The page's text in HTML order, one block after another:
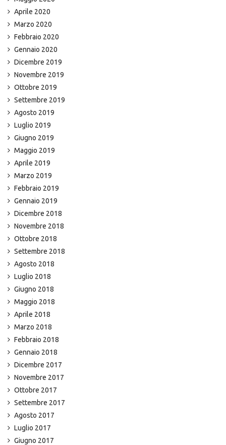
Aprile 2020
Marzo 2020
Febbraio 2020
Gennaio 2020
Dicembre 2019
Novembre 2019
Ottobre 2019
Settembre 2019
Agosto 2019
Luglio 2019
Giugno 2019
Maggio 2019
Aprile 2019
Marzo 2019
Febbraio 2019
Gennaio 2019
Dicembre 2018
Novembre 2018
Ottobre 2018
Settembre 2018
Agosto 2018
Luglio 2018
Giugno 2018
Maggio 2018
Aprile 2018
Marzo 2018
Febbraio 2018
Gennaio 2018
Dicembre 2017
Novembre 2017
Ottobre 2017
Settembre 2017
Agosto 2017
Luglio 2017
Giugno 2017